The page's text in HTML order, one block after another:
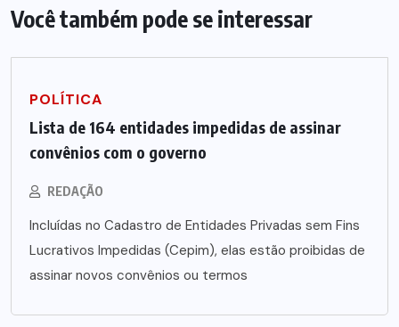
Você também pode se interessar
POLÍTICA
Lista de 164 entidades impedidas de assinar
convênios com o governo
REDAÇÃO
Incluídas no Cadastro de Entidades Privadas sem Fins
Lucrativos Impedidas (Cepim), elas estão proibidas de
assinar novos convênios ou termos